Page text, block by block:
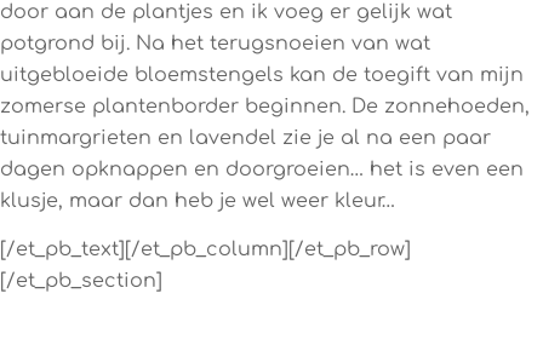
door aan de plantjes en ik voeg er gelijk wat
potgrond bij. Na het terugsnoeien van wat
uitgebloeide bloemstengels kan de toegift van mijn
zomerse plantenborder beginnen. De zonnehoeden,
tuinmargrieten en lavendel zie je al na een paar
dagen opknappen en doorgroeien… het is even een
klusje, maar dan heb je wel weer kleur…
[/et_pb_text][/et_pb_column][/et_pb_row]
[/et_pb_section]